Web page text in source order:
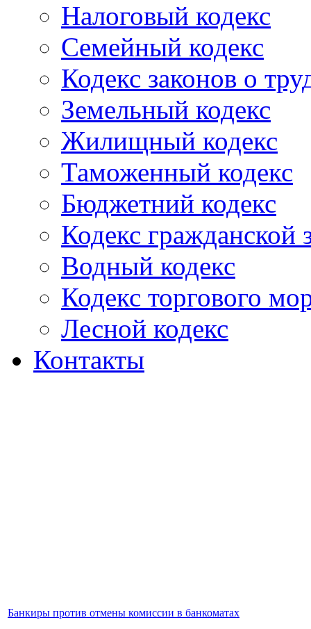
Налоговый кодекс
Семейный кодекс
Кодекс законов о
Земельный кодекс
Жилищный кодекс
Таможенный кодекс
Бюджетний кодекс
Кодекс гражданской
Водный кодекс
Кодекс торгового
Лесной кодекс
Контакты
Банкиры против отмены комиссии в банкоматах